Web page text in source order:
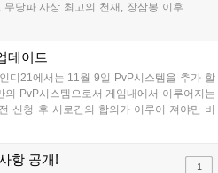
당파 사상 최고의 천재, 장삼봉 이후
데이트
디21에서는 11월 9일 PvP시스템을 추가 할
의 PvP시스템으로서 게임내에서 이루어지는
신청 후 서로간의 합의가 이루어 져야만 비
항 공개! 1